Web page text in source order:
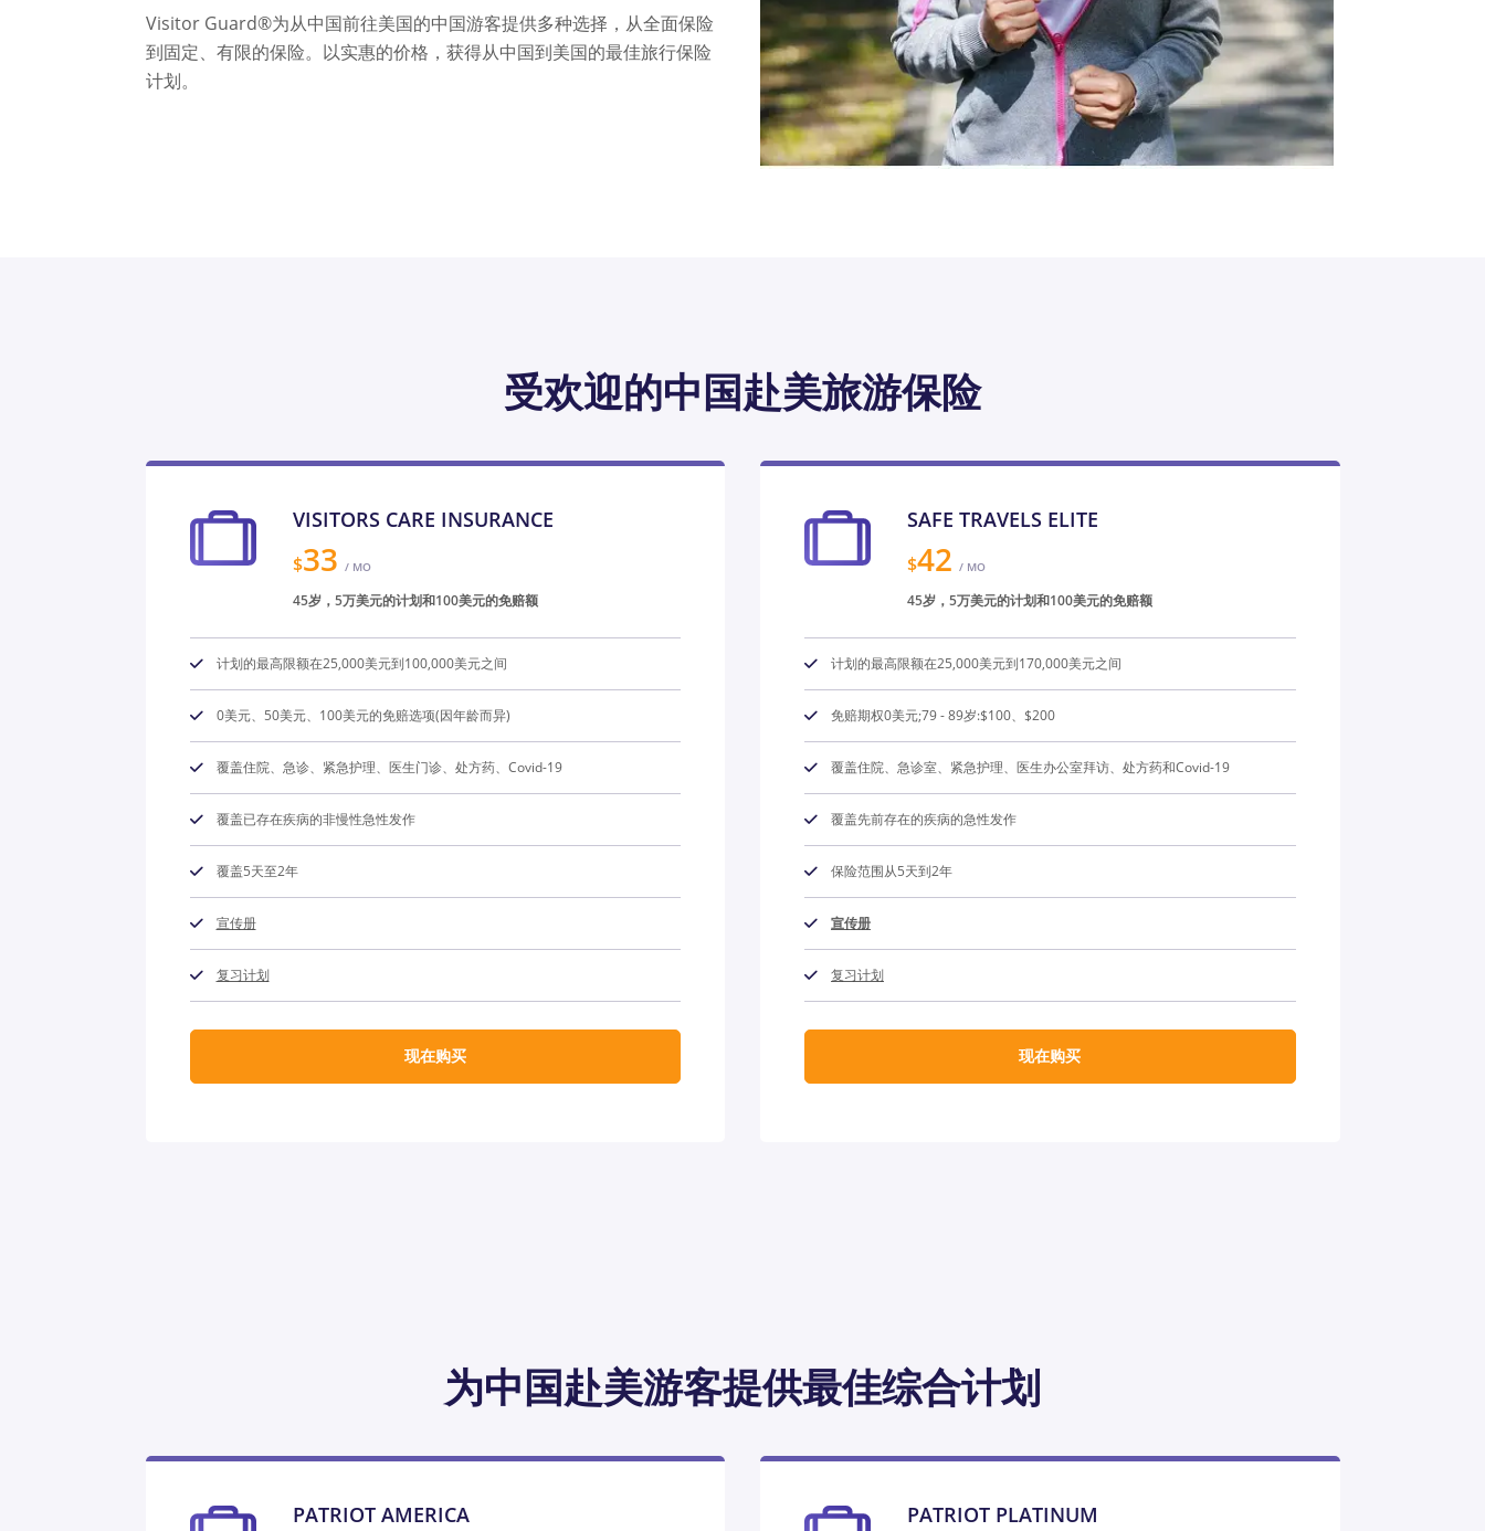
Visitor Guard®为从中国前往美国的中国游客提供多种选择，从全面保险
到固定、有限的保险。以实惠的价格，获得从中国到美国的最佳旅行保险
计划。
受欢迎的中国赴美旅游保险
VISITORS CARE INSURANCE
$33 / MO
45岁，5万美元的计划和100美元的免赔额
计划的最高限额在25,000美元到100,000美元之间
0美元、50美元、100美元的免赔选项(因年龄而异)
覆盖住院、急诊、紧急护理、医生门诊、处方药、Covid-19
覆盖已存在疾病的非慢性急性发作
覆盖5天至2年
宣传册
复习计划
现在购买
SAFE TRAVELS ELITE
$42 / MO
45岁，5万美元的计划和100美元的免赔额
计划的最高限额在25,000美元到170,000美元之间
免赔期权0美元;79 - 89岁:$100、$200
覆盖住院、急诊室、紧急护理、医生办公室拜访、处方药和Covid-19
覆盖先前存在的疾病的急性发作
保险范围从5天到2年
宣传册
复习计划
现在购买
为中国赴美游客提供最佳综合计划
PATRIOT AMERICA PATRIOT PLATINUM